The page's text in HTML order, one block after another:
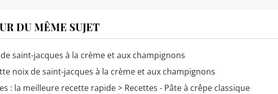
DU MÊME SUJET
saint-jacques à la crème et aux champignons
noix de saint-jacques à la crème et aux champignons
: la meilleure recette rapide> Recettes - Pâte à crêpe classique